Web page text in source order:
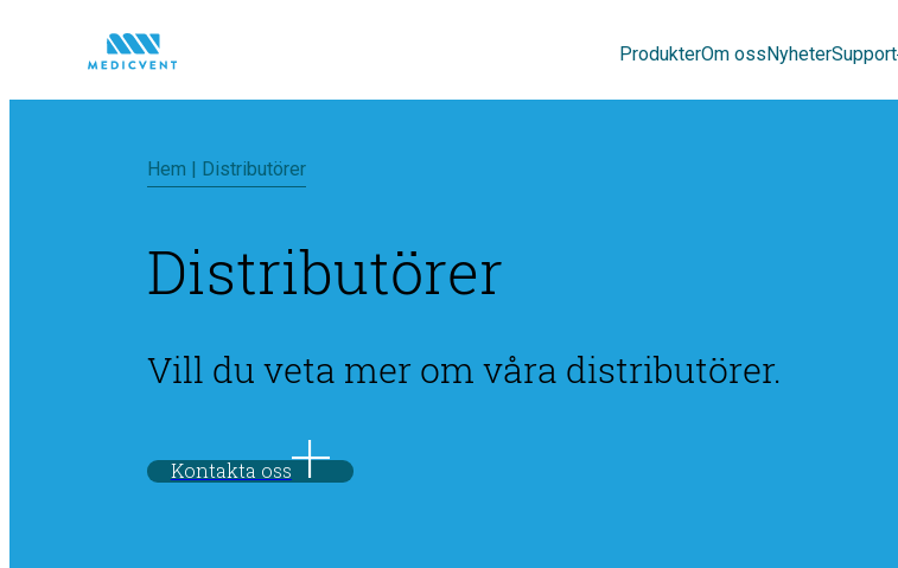
ProdukterOm ossNyheterSupport
Hem | Distributörer
Distributörer
Vill du veta mer om våra distributörer.
Kontakta oss